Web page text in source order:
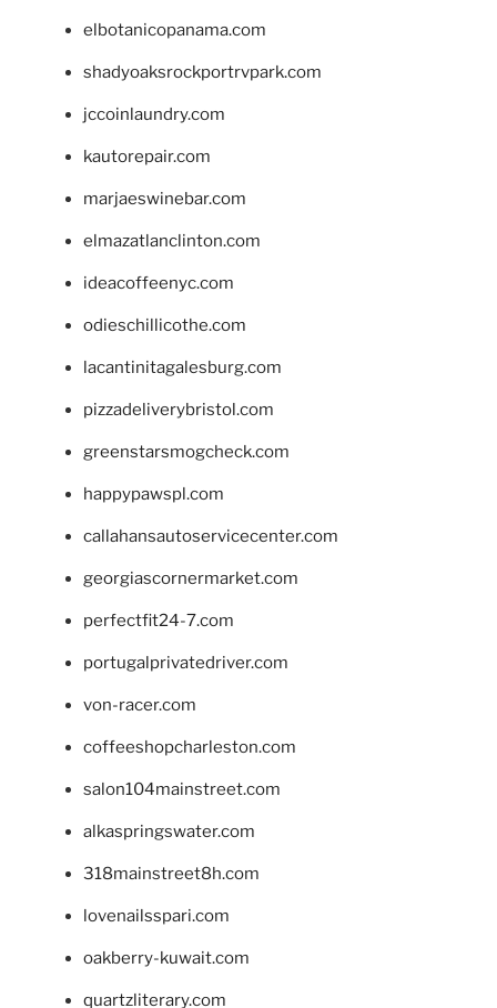
elbotanicopanama.com
shadyoaksrockportrvpark.com
jccoinlaundry.com
kautorepair.com
marjaeswinebar.com
elmazatlanclinton.com
ideacoffeenyc.com
odieschillicothe.com
lacantinitagalesburg.com
pizzadeliverybristol.com
greenstarsmogcheck.com
happypawspl.com
callahansautoservicecenter.com
georgiascornermarket.com
perfectfit24-7.com
portugalprivatedriver.com
von-racer.com
coffeeshopcharleston.com
salon104mainstreet.com
alkaspringswater.com
318mainstreet8h.com
lovenailsspari.com
oakberry-kuwait.com
quartzliterary.com